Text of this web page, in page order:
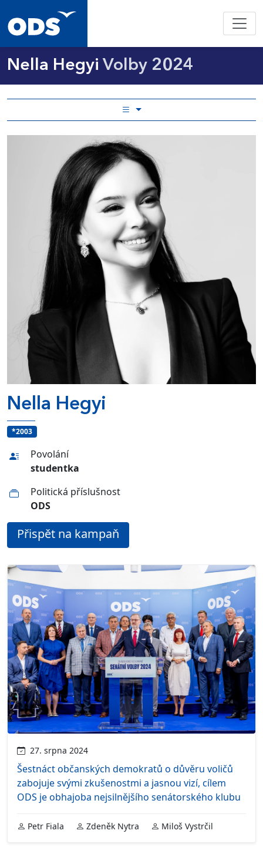
Nella Hegyi Volby 2024
Nella Hegyi
*2003
Povolání
studentka
Politická příslušnost
ODS
Přispět na kampaň
27. srpna 2024
Šestnáct občanských demokratů o důvěru voličů
zabojuje svými zkušenostmi a jasnou vizí, cílem
ODS je obhajoba nejsilnějšího senátorského klubu
Petr Fiala Zdeněk Nytra Miloš Vystrčil